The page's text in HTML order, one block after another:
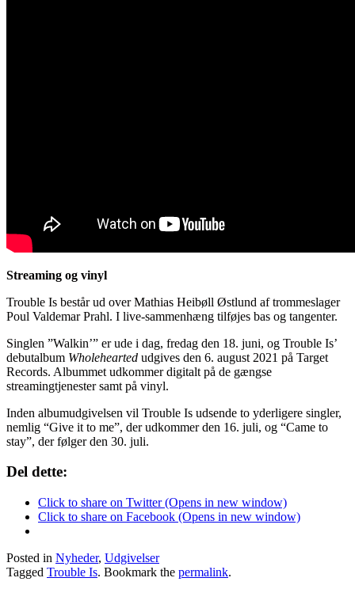
Streaming og vinyl
Trouble Is består ud over Mathias Heibøll Østlund af trommeslager
Poul Valdemar Prahl. I live-sammenhæng tilføjes bas og tangenter.
Singlen ”Walkin’” er ude i dag, fredag den 18. juni, og Trouble Is’
debutalbum Wholehearted udgives den 6. august 2021 på Target
Records. Albummet udkommer digitalt på de gængse
streamingtjenester samt på vinyl.
Inden albumudgivelsen vil Trouble Is udsende to yderligere singler,
nemlig “Give it to me”, der udkommer den 16. juli, og “Came to
stay”, der følger den 30. juli.
Del dette:
Click to share on Twitter (Opens in new window)
Click to share on Facebook (Opens in new window)
Posted in Nyheder, Udgivelser
Tagged Trouble Is. Bookmark the permalink.